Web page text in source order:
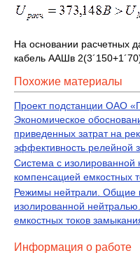
На основании расчетных
кабель ААШв
Похожие материалы
Проект подстанции ОАО
Экономическое
приведенных затрат на
эффективность релейной
Система с
компенсацией емкостных
Режимы нейтрали. Общие
изолированной
емкостных токов
Информация о работе